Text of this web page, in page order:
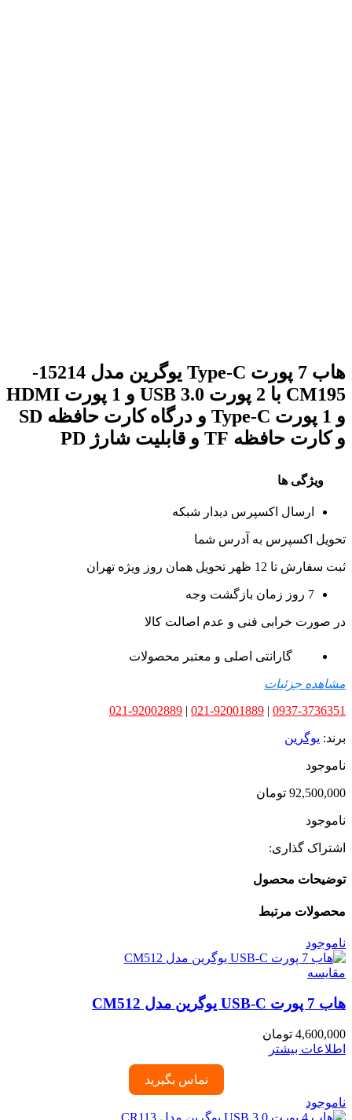
هاب 7 پورت Type-C یوگرین مدل 15214-
CM195 با 2 پورت USB 3.0 و 1 پورت HDMI
و 1 پورت Type-C و درگاه کارت حافظه SD
و کارت حافظه TF و قابلیت شارژ PD
ویژگی ها
ارسال اکسپرس دیدار شبکه
تحویل اکسپرس به آدرس شما
ثبت سفارش تا 12 ظهر تحویل همان روز ویژه تهران
7 روز زمان بازگشت وجه
در صورت خرابی فنی و عدم اصالت کالا
گارانتی اصلی و معتبر محصولات
مشاهده جزئیات
0937-3736351
|
021-92001889
|
021-92002889
برند: یوگرین
ناموجود
92,500,000 تومان
ناموجود
اشتراک گذاری:
توضیحات محصول
محصولات مرتبط
ناموجود
مقایسه
هاب 7 پورت USB-C یوگرین مدل CM512
4,600,000 تومان
اطلاعات بیشتر
تماس بگیرید
ناموجود